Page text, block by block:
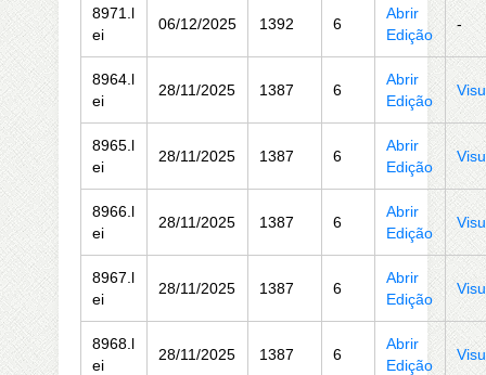
8971.l
ei
06/12/2025 1392 6
Abrir
Edição
-
8964.l
ei
28/11/2025 1387 6
Abrir
Edição
8965.l
ei
28/11/2025 1387 6
Abrir
Edição
8966.l
ei
28/11/2025 1387 6
Abrir
Edição
8967.l
ei
28/11/2025 1387 6
Abrir
Edição
8968.l
ei
28/11/2025 1387 6
Abrir
Edição